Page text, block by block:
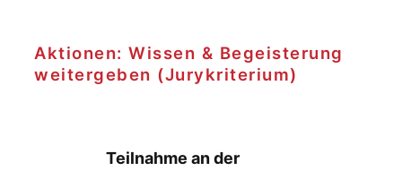
Aktionen: Wissen & Begeisterung
weitergeben (Jurykriterium)
Teilnahme an der